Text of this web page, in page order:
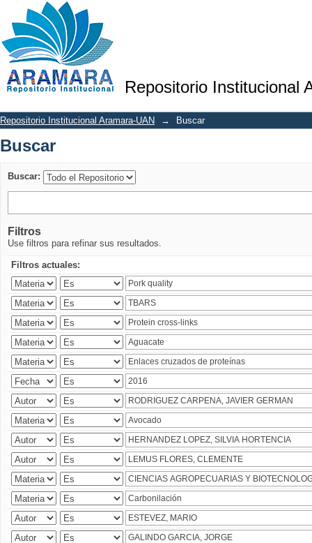
Repositorio Institucional
Buscar
Repositorio Institucional Aramara-UAN → Buscar
Buscar
Buscar:
Filtros
Use filtros para refinar sus resultados.
Filtros actuales: